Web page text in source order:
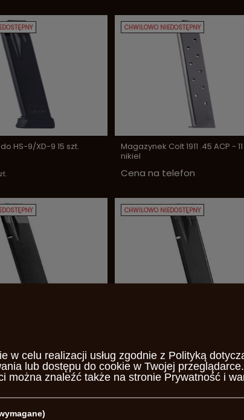
HS-9/XD-9 15 szt.
CHWILOWO NIEDOSTĘPNY
Magazynek Colt 1911 .45 ACP -
nikiel
Cena na telefon
75B, 85B, SP-01,
CHWILOWO NIEDOSTĘPNY
150,00 zł /szt.
w celu realizacji usług zgodnie z Polityką
lub dostępu do cookie w Twojej
można znaleźć także na stronie Prywatność i